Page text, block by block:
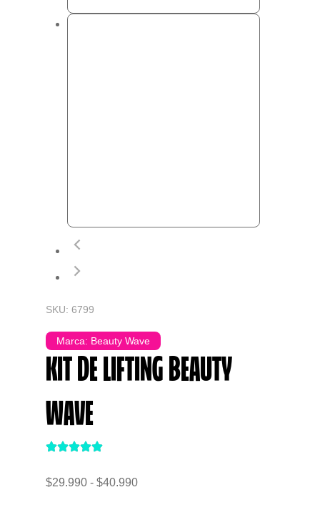
SKU: 6799
Marca: Beauty Wave
KIT DE LIFTING BEAUTY
WAVE
$29.990 - $40.990